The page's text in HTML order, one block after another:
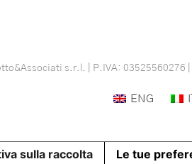
s.r.l. | P.IVA: 03525560276 |
ENG
sulla raccolta Le tue